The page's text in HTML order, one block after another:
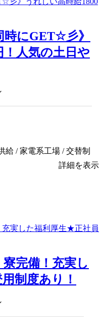
時にGET☆彡》
！人気の土日や
給 / 家電系工場 / 交替制
詳細を表示
寮完備！充実し
制度あり！